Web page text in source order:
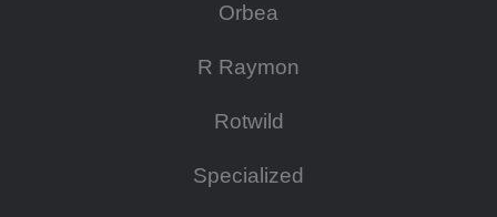
Orbea
R Raymon
Rotwild
Specialized